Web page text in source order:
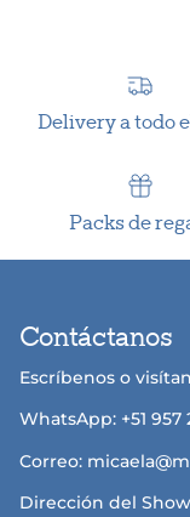
Delivery a todo
Packs de
Contáctanos
Escríbenos o
WhatsApp: +51 957
Correo:
Dirección del